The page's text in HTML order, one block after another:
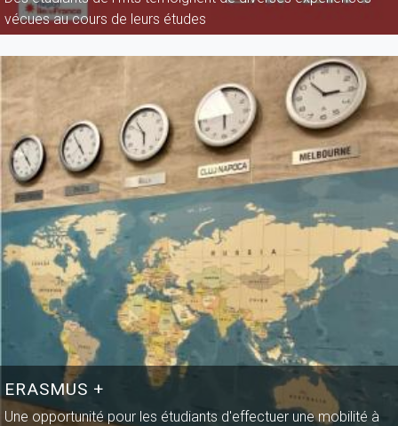
vécues au cours de leurs études
ERASMUS +
Une opportunité pour les étudiants d'effectuer une mobilité à